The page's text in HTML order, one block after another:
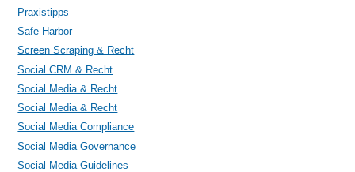
Praxistipps
Safe Harbor
Screen Scraping & Recht
Social CRM & Recht
Social Media & Recht
Social Media & Recht
Social Media Compliance
Social Media Governance
Social Media Guidelines